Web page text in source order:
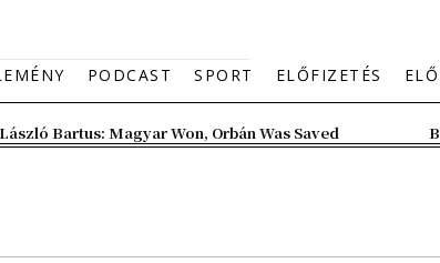
PODCAST SPORT ELŐFIZETÉS
László Bartus: Magyar Won, Orbán Was Saved